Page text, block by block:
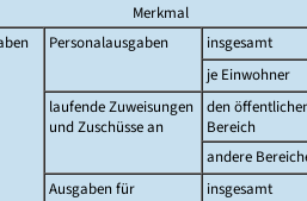
Merkmal
Personalausgaben insgesamt
je Einwohner
laufende Zuweisungen
und Zuschüsse an
den
Bereich
andere
Ausgaben für
insgesamt